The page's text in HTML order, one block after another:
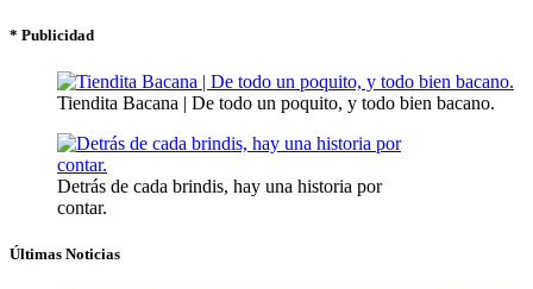
* Publicidad
Tiendita Bacana | De todo un poquito, y todo bien bacano.
Detrás de cada brindis, hay una historia por
contar.
Últimas Noticias